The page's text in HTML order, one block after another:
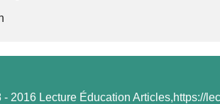
2016 Lecture Éducation Articles,https://